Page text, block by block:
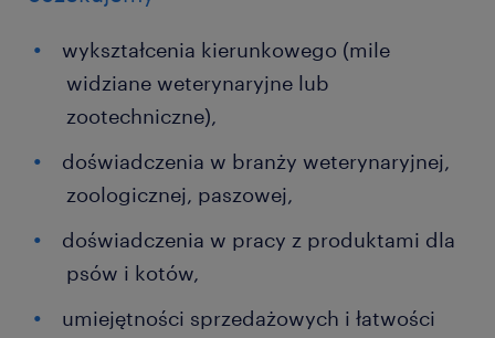
wykształcenia kierunkowego (mile
widziane weterynaryjne lub
zootechniczne),
doświadczenia w branży weterynaryjnej,
zoologicznej, paszowej,
doświadczenia w pracy z produktami dla
psów i kotów,
umiejętności sprzedażowych i łatwości